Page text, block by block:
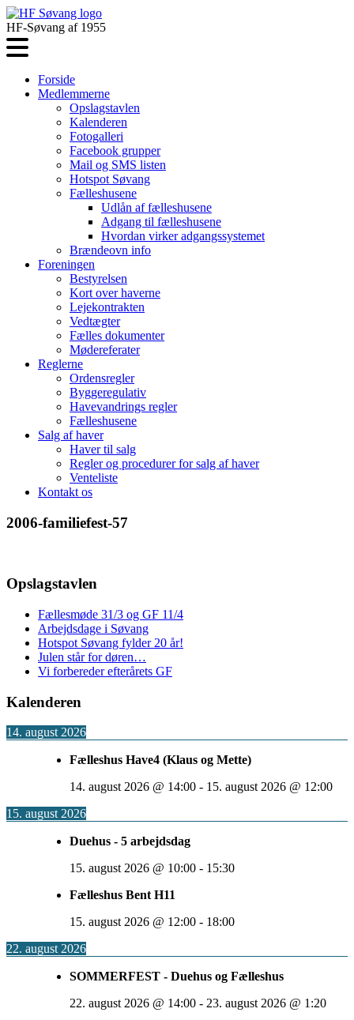
HF-Søvang af 1955
Forside
Medlemmerne
Opslagstavlen
Kalenderen
Fotogalleri
Facebook grupper
Mail og SMS listen
Hotspot Søvang
Fælleshusene
Udlån af fælleshusene
Adgang til fælleshusene
Hvordan virker adgangssystemet
Brændeovn info
Foreningen
Bestyrelsen
Kort over haverne
Lejekontrakten
Vedtægter
Fælles dokumenter
Mødereferater
Reglerne
Ordensregler
Byggeregulativ
Havevandrings regler
Fælleshusene
Salg af haver
Haver til salg
Regler og procedurer for salg af haver
Venteliste
Kontakt os
2006-familiefest-57
Opslagstavlen
Fællesmøde 31/3 og GF 11/4
Arbejdsdage i Søvang
Hotspot Søvang fylder 20 år!
Julen står for døren…
Vi forbereder efterårets GF
Kalenderen
14. august 2026
Fælleshus Have4 (Klaus og Mette)
14. august 2026 @ 14:00 - 15. august 2026 @ 12:00
15. august 2026
Duehus - 5 arbejdsdag
15. august 2026 @ 10:00 - 15:30
Fælleshus Bent H11
15. august 2026 @ 12:00 - 18:00
22. august 2026
SOMMERFEST - Duehus og Fælleshus
22. august 2026 @ 14:00 - 23. august 2026 @ 1:20